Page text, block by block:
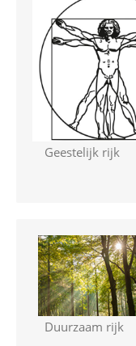
Geestelijk rijk
Duurzaam rijk